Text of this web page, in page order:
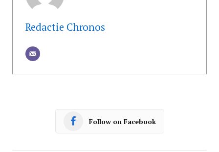
Redactie Chronos
Follow on Facebook